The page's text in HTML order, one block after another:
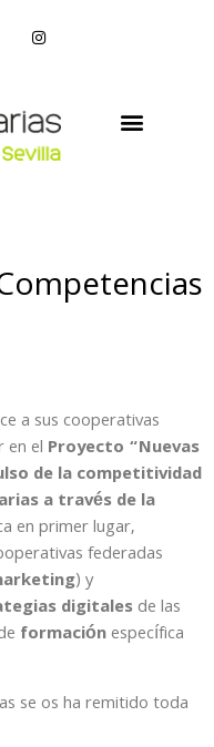
a sus cooperativas
en el Proyecto “Nuevas
de la competitividad
a través de la
en primer lugar,
federadas
) y
digitalesde las
formaciónespecífica
se os ha remitido toda